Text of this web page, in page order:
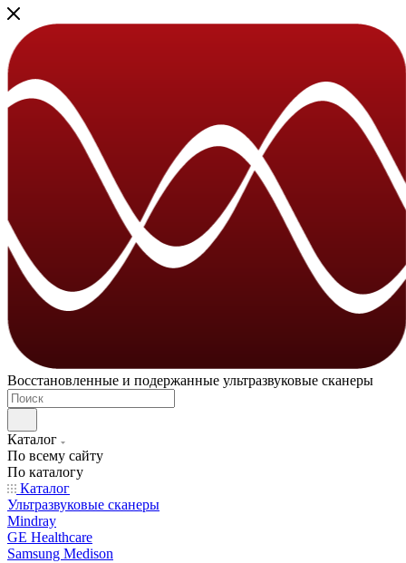
Восстановленные и подержанные ультразвуковые сканеры
Каталог
По всему сайту
По каталогу
Каталог
Ультразвуковые сканеры
Mindray
GE Healthcare
Samsung Medison